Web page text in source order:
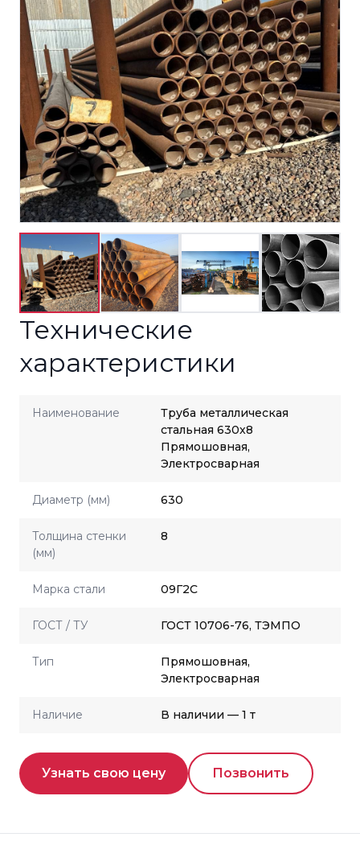
Технические
характеристики
Наименование
Труба металлическая
стальная 630x8
Прямошовная,
Электросварная
Диаметр (мм) 630
Толщина стенки
(мм)
8
Марка стали 09Г2С
ГОСТ / ТУ ГОСТ 10706-76, ТЭМПО
Тип
Прямошовная,
Электросварная
Наличие В наличии — 1 т
Узнать свою цену Позвонить